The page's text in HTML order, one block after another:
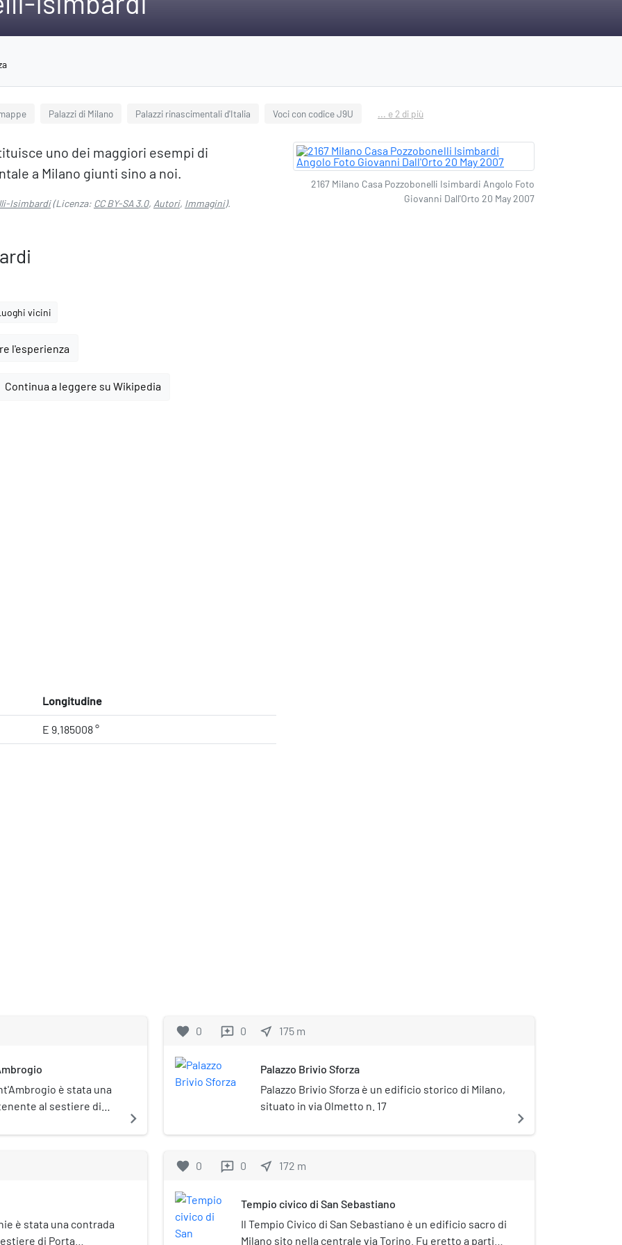
Palazzi di Milano Palazzi rinascimentali d'Italia Voci con codice J9U ... e 2 di più
uno dei maggiori esempi di
a Milano giunti sino a noi.
Isimbardi(Licenza: CC BY-SA 3.0, Autori, Immagini).
vicini
l'esperienza
Continua a leggere su Wikipedia
Longitudine
E 9.185008 °
2167 Milano Casa Pozzobonelli Isimbardi Angolo Foto
Giovanni Dall'Orto 20 May 2007
è stata una
al sestiere di
navigate_next
è stata una contrada
di Porta
favorite 0 reviews 0 near_me 175 m
Palazzo Brivio Sforza
Palazzo Brivio Sforza è un edificio storico di Milano,
situato in via Olmetto n. 17
navigate_next
favorite 0 reviews 0 near_me 172 m
Tempio civico di San Sebastiano
Il Tempio Civico di San Sebastiano è un edificio sacro di
Milano sito nella centrale via Torino. Fu eretto a partire